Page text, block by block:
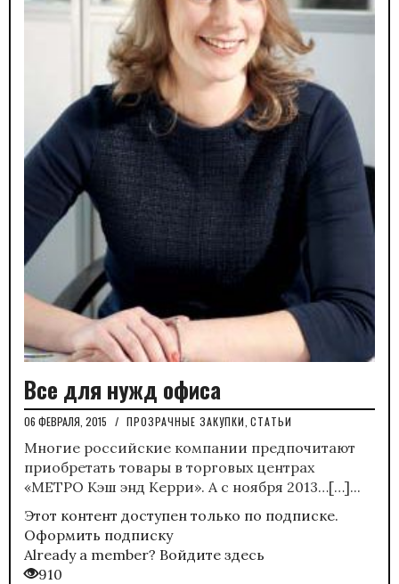
Все для нужд офиса
06 ФЕВРАЛЯ, 2015 / ПРОЗРАЧНЫЕ ЗАКУПКИ СТАТЬИ
Многие российские компании предпочитают
приобретать товары в торговых центрах
«МЕТРО Кэш энд Керри». А с ноября 2013…[…]...
Этот контент доступен только по подписке.
Оформить подписку
Already a member? Войдите здесь
910